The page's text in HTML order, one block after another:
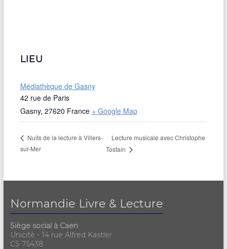
LIEU
Médiathèque de Gasny
42 rue de Paris
Gasny, 27620 France + Google Map
Nuits de la lecture à Villers-
sur-Mer
Lecture musicale avec Christophe
Tostain
Normandie Livre & Lecture
Siège social à Caen
Unicité - 14 rue Alfred Kastler
CS 75438